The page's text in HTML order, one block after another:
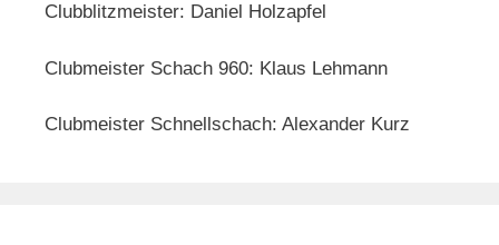
Clubblitzmeister: Daniel Holzapfel
Clubmeister Schach 960: Klaus Lehmann
Clubmeister Schnellschach: Alexander Kurz